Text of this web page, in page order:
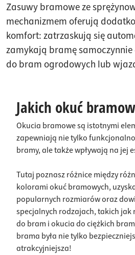
Zasuwy bramowe ze
mechanizmem oferują
komfort: zatrzaskują się
zamykają bramę samoczynnie
do bram ogrodowych lub
Jakich okuć
Okucia bramowe są istotnymi
zapewniają nie tylko
bramy, ale także wpływają na jej
Tutaj poznasz różnice między
kolorami okuć bramowych,
popularnych rozmiarów oraz
specjalnych rodzajach, takich jak
do bram i okucia do ciężkich
brama była nie tylko
atrakcyjniejsza!